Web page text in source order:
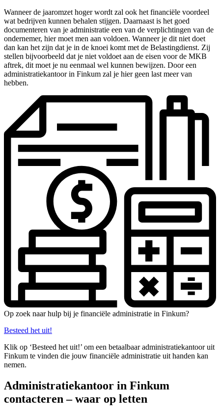
Wanneer de jaaromzet hoger wordt zal ook het financiële voordeel
wat bedrijven kunnen behalen stijgen. Daarnaast is het goed
documenteren van je administratie een van de verplichtingen van de
ondernemer, hier moet men aan voldoen. Wanneer je dit niet doet
dan kan het zijn dat je in de knoei komt met de Belastingdienst. Zij
stellen bijvoorbeeld dat je niet voldoet aan de eisen voor de MKB
aftrek, dit moet je nu eenmaal wel kunnen bewijzen. Door een
administratiekantoor in Finkum zal je hier geen last meer van
hebben.
Op zoek naar hulp bij je financiële administratie in Finkum?
Besteed het uit!
Klik op ‘Besteed het uit!’ om een betaalbaar administratiekantoor uit
Finkum te vinden die jouw financiële administratie uit handen kan
nemen.
Administratiekantoor in Finkum
contacteren – waar op letten